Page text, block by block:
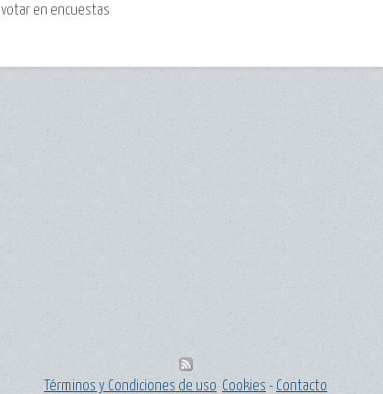
votar en encuestas
Términos y Condiciones de uso Cookies - Contacto